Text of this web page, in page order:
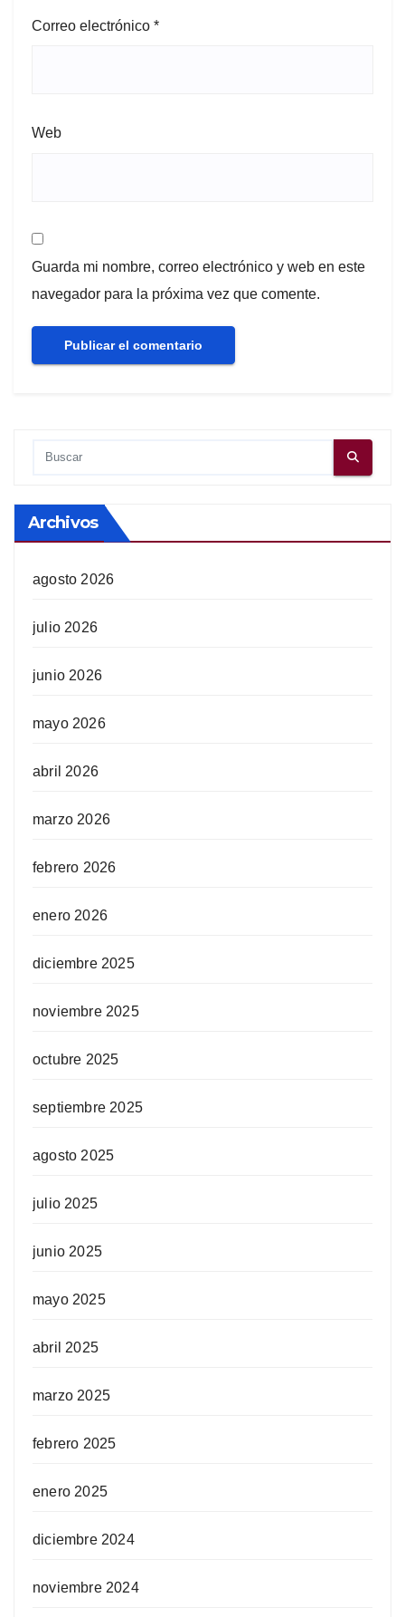
Correo electrónico *
Web
Guarda mi nombre, correo electrónico y web en este
navegador para la próxima vez que comente.
Archivos
agosto 2026
julio 2026
junio 2026
mayo 2026
abril 2026
marzo 2026
febrero 2026
enero 2026
diciembre 2025
noviembre 2025
octubre 2025
septiembre 2025
agosto 2025
julio 2025
junio 2025
mayo 2025
abril 2025
marzo 2025
febrero 2025
enero 2025
diciembre 2024
noviembre 2024